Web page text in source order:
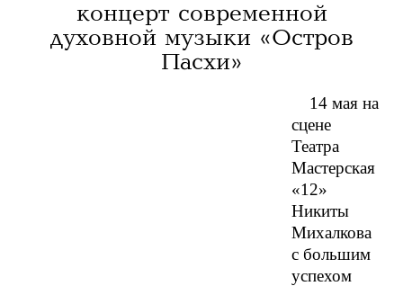
концерт современной
духовной музыки «Остров
Пасхи»
14 мая на
сцене
Театра
Мастерская
«12»
Никиты
Михалкова
с большим
успехом